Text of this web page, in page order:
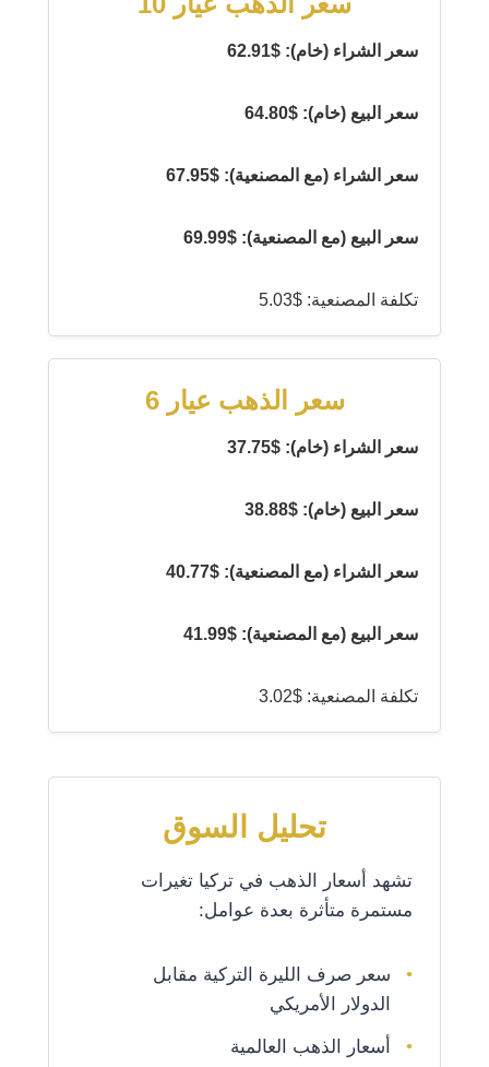
سعر الشراء (خام): $62.91
سعر البيع (خام): $64.80
سعر الشراء (مع المصنعية): $67.95
سعر البيع (مع المصنعية): $69.99
تكلفة المصنعية: $5.03
سعر الذهب عيار 6
سعر الشراء (خام): $37.75
سعر البيع (خام): $38.88
سعر الشراء (مع المصنعية): $40.77
سعر البيع (مع المصنعية): $41.99
تكلفة المصنعية: $3.02
تحليل السوق
تشهد أسعار الذهب في تركيا تغيرات
مستمرة متأثرة بعدة عوامل:
سعر صرف الليرة التركية مقابل
الدولار الأمريكي
أسعار الذهب العالمية